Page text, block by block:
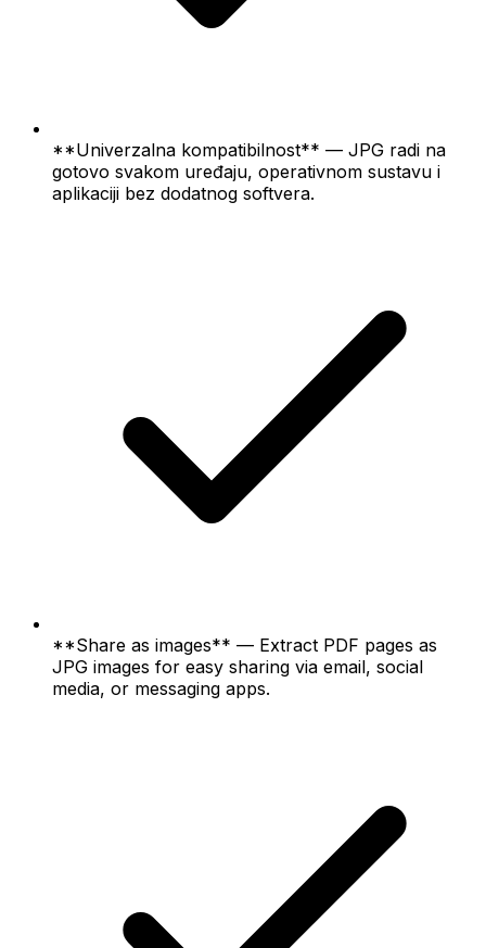
**Univerzalna kompatibilnost** — JPG radi na
gotovo svakom uređaju, operativnom sustavu i
aplikaciji bez dodatnog softvera.
**Share as images** — Extract PDF pages as
JPG images for easy sharing via email, social
media, or messaging apps.